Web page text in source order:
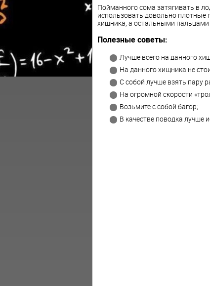
Пойманного сома затягивать в
использовать довольно плотные
хищника, а остальными
Полезные советы:
Лучше всего на данного
На данного хищника не
С собой лучше взять пару
На огромной скорости
Возьмите с собой багор;
В качестве поводка лучше